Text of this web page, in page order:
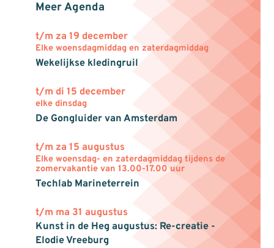
Meer Agenda
t/m za 19 december
Elke woensdagmiddag en zaterdagmiddag
Wekelijkse kledingruil
t/m di 15 december
elke dinsdag
De Gongluider van Amsterdam
t/m za 15 augustus
Elke woensdag- en zaterdagmiddag tijdens de
zomervakantie van 13.00-17.00 uur
Techlab Marineterrein
t/m ma 31 augustus
Kunst in de Heg augustus: Re-creatie -
Elodie Vreeburg